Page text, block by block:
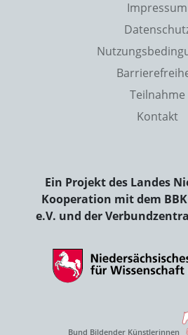
Impressum
Teilnahme
Kontakt
Ein Projekt des Landes
Kooperation mit dem
e.V. und der
Bund Bildender Künstlerinnen